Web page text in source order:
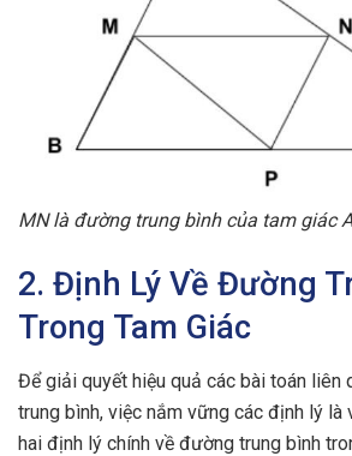
MN là đường trung bình của tam giác
2. Định Lý Về Đường
Trong Tam Giác
Để giải quyết hiệu quả các bài toán liên
trung bình, việc nắm vững các định lý là
hai định lý chính về đường trung bình